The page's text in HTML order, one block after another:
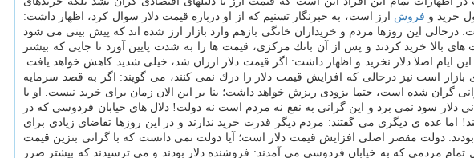
خرید و فروش ارز است، به خبرنگار تسنیم كه از او درباره قیمت دلار سوال كرد، اظهار داشت:
درحالی این روزها مردم و خریداران خانگی بازهم وارد بازار ارز شده اند كه پیش بینی می شود
بالا خرید كردند و پس از آن بانك مركزی، قیمت ها را به شدت پایین آورد تا جایی كه بیشتر
ایام اصلا دلار نخرید و اظهار داشت: اگر قیمت دلار ارزان شد، خیلی شدید كاهش خواهد یافت.
است نیز درحالی كه افزایش قیمت دلار را درك نمی كنند، می گویند: اگر به قصد سرمایه
گران شده است، حتما بزودی ریزش خواهد داشت؛ بنا بر این الان زمان برای خرید نیست. او با
دلار سود نمی برد و این گرانی به نفع نه مردم است نه دولت! دلال های خیابان فردوسی كه در
عده ی دیگری می گفتند: مردم دیگر قدرت خرید ندارند و در این روزها تقاضای زیادی برای
دولت مقصر اصلی افزایش قیمت دلار است؛ آیا دولت نمی دانست كه با گرانی بنزین قیمت
مردمی كه به خیابان فردوسی می آمدند: فروشنده دلار بودند و می ترسیدند كه بیشتر ضرر